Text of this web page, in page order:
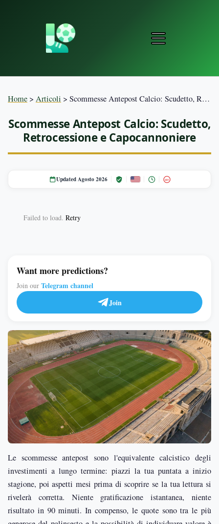
Home > Articoli > Scommesse Antepost Calcio: Scudetto, Retrocessione e Capocannoniere
Scommesse Antepost Calcio: Scudetto,
Retrocessione e Capocannoniere
Updated Agosto 2026 18+
Failed to load. Retry
Want more predictions?
Join our Telegram channel
Join
Le scommesse antepost sono l'equivalente calcistico degli
investimenti a lungo termine: piazzi la tua puntata a inizio
stagione, poi aspetti mesi prima di scoprire se la tua lettura si
rivelerà corretta. Niente gratificazione istantanea, niente
risultato in 90 minuti. In compenso, le quote sono tra le più